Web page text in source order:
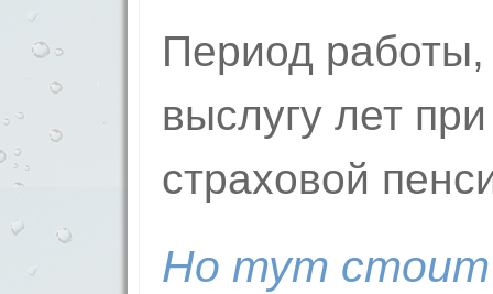
Период
выслугу лет
страховой
Но тут стоит